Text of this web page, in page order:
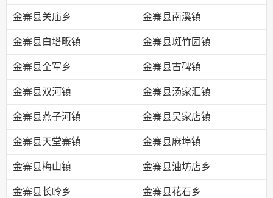
金寨县关庙乡 金寨县南溪镇
金寨县白塔畈镇 金寨县斑竹园镇
金寨县全军乡 金寨县古碑镇
金寨县双河镇 金寨县汤家汇镇
金寨县燕子河镇 金寨县吴家店镇
金寨县天堂寨镇 金寨县麻埠镇
金寨县梅山镇 金寨县油坊店乡
金寨县长岭乡 金寨县花石乡